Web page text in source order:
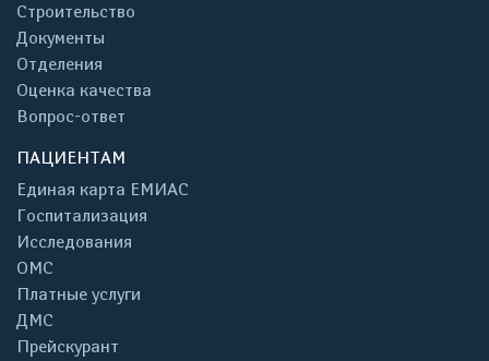
Строительство
Документы
Отделения
Оценка качества
Вопрос-ответ
ПАЦИЕНТАМ
Единая карта ЕМИАС
Госпитализация
Исследования
ОМС
Платные услуги
ДМС
Прейскурант